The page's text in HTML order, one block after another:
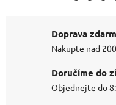
Doprava
Nakupte nad
Doručíme do
Objednejte do